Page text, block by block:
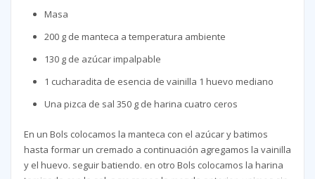
Masa
200 g de manteca a temperatura ambiente
130 g de azúcar impalpable
1 cucharadita de esencia de vainilla 1 huevo mediano
Una pizca de sal 350 g de harina cuatro ceros
En un Bols colocamos la manteca con el azúcar y batimos
hasta formar un cremado a continuación agregamos la vainilla
y el huevo. seguir batiendo. en otro Bols colocamos la harina